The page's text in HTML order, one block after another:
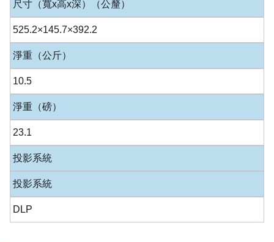
尺寸（寬x高x深）（公釐）
525.2×145.7×392.2
淨重（公斤）
10.5
淨重（磅）
23.1
投影系統
投影系統
DLP